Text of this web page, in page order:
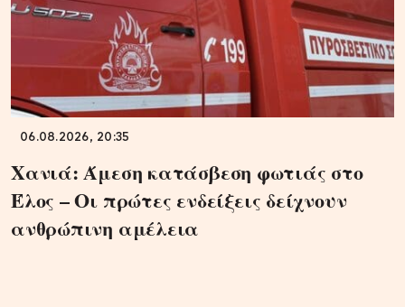
06.08.2026, 20:35
Χανιά: Άμεση κατάσβεση φωτιάς στο
Έλος – Οι πρώτες ενδείξεις δείχνουν
ανθρώπινη αμέλεια